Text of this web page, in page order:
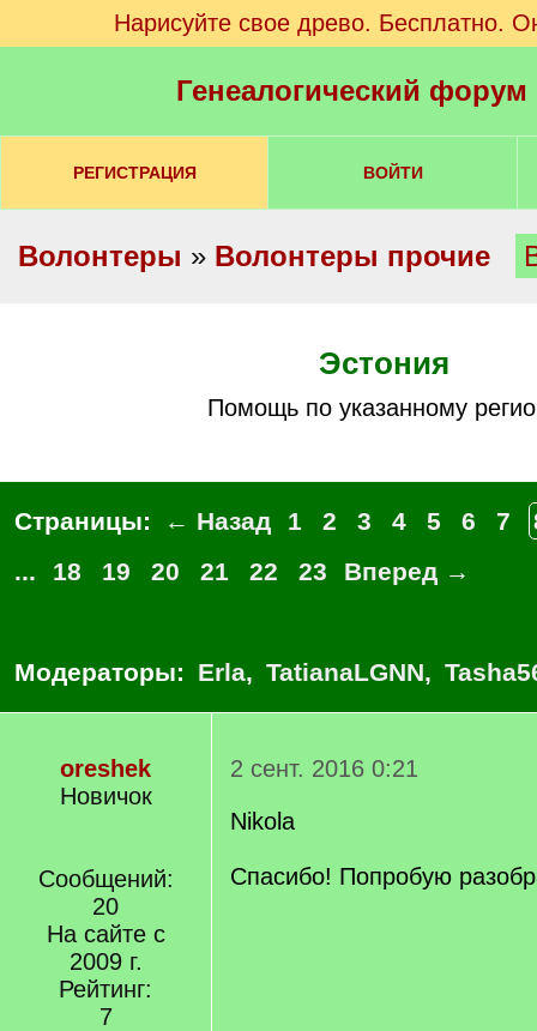
Нарисуйте свое древо. Бесплатно.
Генеалогический
РЕГИСТРАЦИЯ ВОЙТИ
Волонтеры » Волонтеры прочие
Эстония
Помощь по указанному
Страницы: ← Назад 1 2 3 4 5 6 7
...
18 19 20 21 22 23 Вперед →
Модераторы: Erla, TatianaLGNN,
oreshek
Новичок
Сообщений:
20
На сайте с
2009 г.
Рейтинг:
7
2 сент. 2016 0:21
Nikola
Спасибо! Попробую